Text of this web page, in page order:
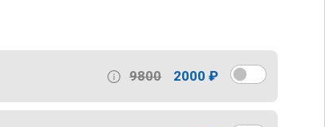
9800 2000 ₽